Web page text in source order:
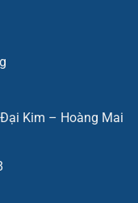
Kim – Hoàng Mai